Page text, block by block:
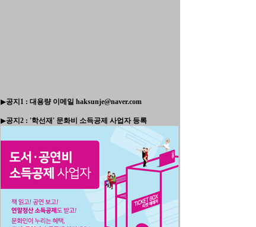
▶공지1 : 대용량 이메일 haksunje@naver.com
▶공지2 : '학선재' 문화비 소득공제 사업자 등록